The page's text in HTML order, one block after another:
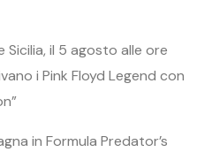
il 5 agosto alle ore
i Pink Floyd Legend con
in Formula Predator’s